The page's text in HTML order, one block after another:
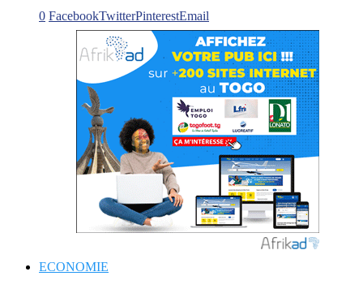
0 FacebookTwitterPinterestEmail
ECONOMIE